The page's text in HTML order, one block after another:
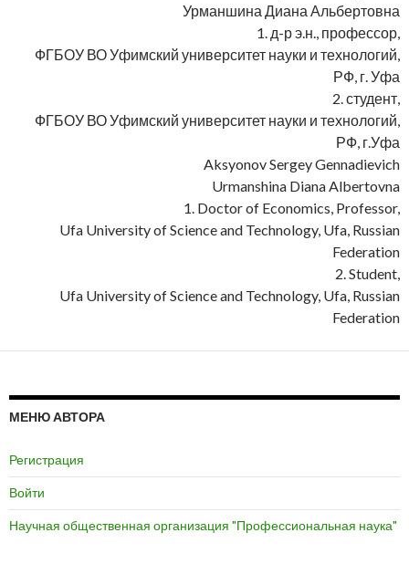
Урманшина Диана Альбертовна
1. д-р э.н., профессор,
ФГБОУ ВО Уфимский университет науки и технологий,
РФ, г. Уфа
2. студент,
ФГБОУ ВО Уфимский университет науки и технологий,
РФ, г.Уфа
Aksyonov Sergey Gennadievich
Urmanshina Diana Albertovna
1. Doctor of Economics, Professor,
Ufa University of Science and Technology, Ufa, Russian
Federation
2. Student,
Ufa University of Science and Technology, Ufa, Russian
Federation
МЕНЮ АВТОРА
Регистрация
Войти
Научная общественная организация "Профессиональная наука"